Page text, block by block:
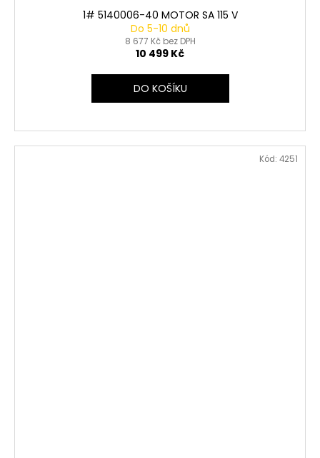
1# 5140006-40 MOTOR SA 115 V
Do 5-10 dnů
8 677 Kč bez DPH
10 499 Kč
DO KOŠÍKU
Kód: 4251